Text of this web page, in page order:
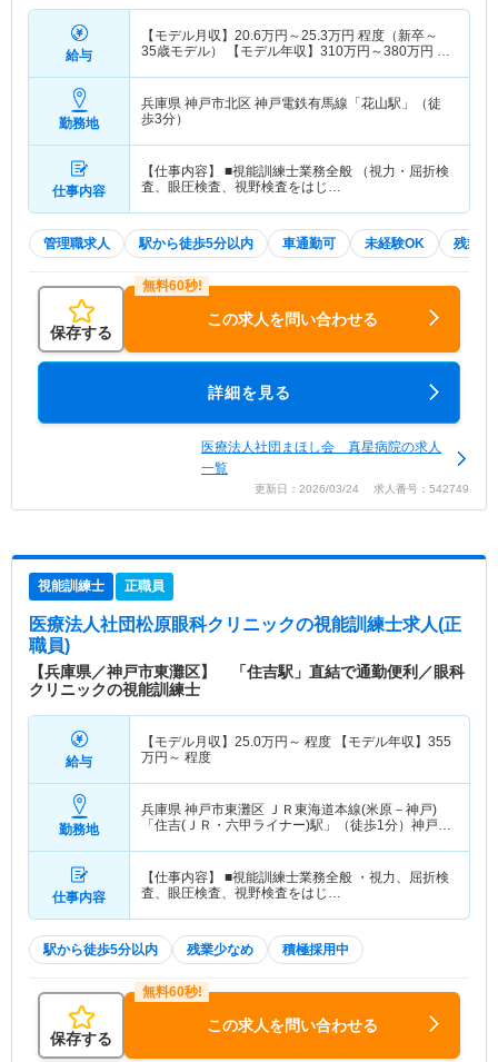
給与
【モデル月収】 20.6万円～25.3万円 程度（新卒～
35歳モデル） 【モデル年収】 310万円～380万円 程
勤務地
兵庫県 神戸市北区 神戸電鉄有馬線「花山駅」（徒
歩3分）
仕事内容
【仕事内容】 ■視能訓練士業務全般 （視力・屈折検
査、眼圧検査、視野検査をはじ…
管理職求人 駅から徒歩5分以内 車通勤可 未経験OK 残業少
保存する
この求人を問い合わせる
詳細を見る
医療法人社団まほし会 真星病院の求人
一覧
更新日：2026/03/24 求人番号：542749
視能訓練士 正職員
医療法人社団松原眼科クリニックの視能訓練士求人(正
職員)
【兵庫県／神戸市東灘区】 「住吉駅」直結で通勤便利／眼科
クリニックの視能訓練士
給与
【モデル月収】 25.0万円～ 程度 【モデル年収】 355
万円～ 程度
勤務地
兵庫県 神戸市東灘区 ＪＲ東海道本線(米原－神戸)
「住吉(ＪＲ・六甲ライナー)駅」（徒歩1分）神戸新
駅」（徒歩1分）
仕事内容
【仕事内容】 ■視能訓練士業務全般 ・視力、屈折検
査、眼圧検査、視野検査をはじ…
駅から徒歩5分以内 残業少なめ 積極採用中
保存する
この求人を問い合わせる